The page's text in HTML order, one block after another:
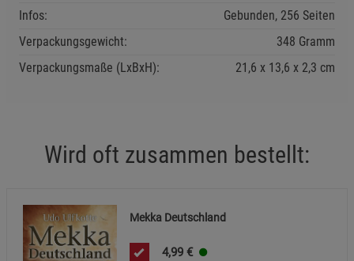
Infos:
Gebunden, 256 Seiten
Verpackungsgewicht:
348 Gramm
Verpackungsmaße (LxBxH):
21,6 13,6 2,3 cm
Wird oft zusammen bestellt:
Mekka Deutschland
4,99 €